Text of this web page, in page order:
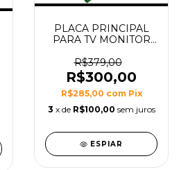
PLACA PRINCIPAL
PARA TV MONITOR
*35024977
R$379,00
R$300,00
R$285,00 com Pix
3 x de R$100,00 sem juros
ESPIAR